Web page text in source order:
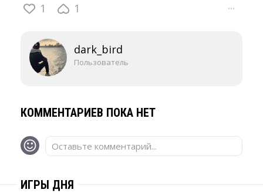
1 1 ···
dark_bird
Пользователь
КОММЕНТАРИЕВ ПОКА НЕТ
Оставьте комментарий...
ИГРЫ ДНЯ